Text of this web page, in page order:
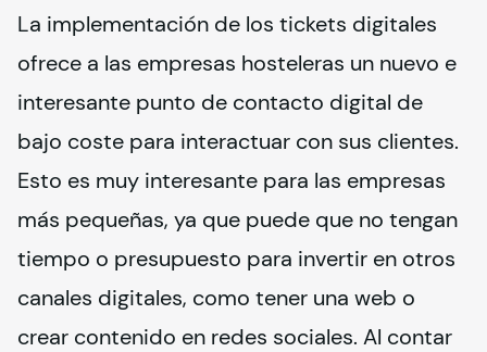
La implementación de los tickets digitales
ofrece a las empresas hosteleras un nuevo e
interesante punto de contacto digital de
bajo coste para interactuar con sus clientes.
Esto es muy interesante para las empresas
más pequeñas, ya que puede que no tengan
tiempo o presupuesto para invertir en otros
canales digitales, como tener una web o
crear contenido en redes sociales. Al contar